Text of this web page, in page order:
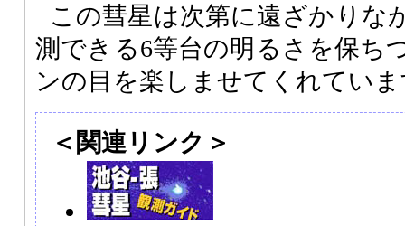
この彗星は次第に遠ざかりな
測できる6等台の明るさを保ち
ンの目を楽しませてくれてい
＜関連リンク＞